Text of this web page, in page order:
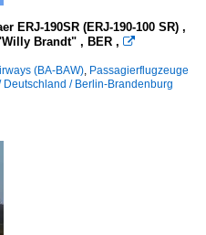
ERJ-190SR (ERJ-190-100 SR) ,
Brandt" , BER , 
(BA-BAW), Passagierflugzeuge
Deutschland / Berlin-Brandenburg